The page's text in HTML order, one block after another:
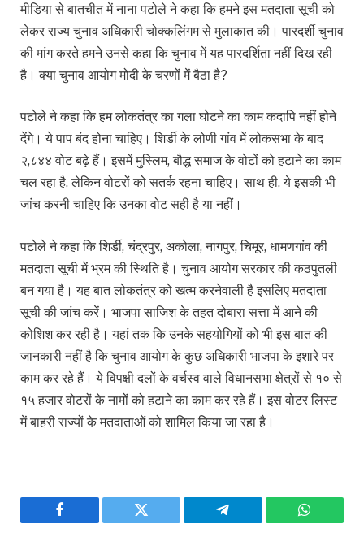
मीडिया से बातचीत में नाना पटोले ने कहा कि हमने इस मतदाता सूची को
लेकर राज्य चुनाव अधिकारी चोक्कलिंगम से मुलाकात की। पारदर्शी चुनाव
की मांग करते हमने उनसे कहा कि चुनाव में यह पारदर्शिता नहीं दिख रही
है। क्या चुनाव आयोग मोदी के चरणों में बैठा है?
पटोले ने कहा कि हम लोकतंत्र का गला घोटने का काम कदापि नहीं होने
देंगे। ये पाप बंद होना चाहिए। शिर्डी के लोणी गांव में लोकसभा के बाद
२,८४४ वोट बढ़े हैं। इसमें मुस्लिम, बौद्ध समाज के वोटों को हटाने का काम
चल रहा है, लेकिन वोटरों को सतर्क रहना चाहिए। साथ ही, ये इसकी भी
जांच करनी चाहिए कि उनका वोट सही है या नहीं।
पटोले ने कहा कि शिर्डी, चंद्रपुर, अकोला, नागपुर, चिमूर, धामणगांव की
मतदाता सूची में भ्रम की स्थिति है। चुनाव आयोग सरकार की कठपुतली
बन गया है। यह बात लोकतंत्र को खत्म करनेवाली है इसलिए मतदाता
सूची की जांच करें। भाजपा साजिश के तहत दोबारा सत्ता में आने की
कोशिश कर रही है। यहां तक ​​कि उनके सहयोगियों को भी इस बात की
जानकारी नहीं है कि चुनाव आयोग के कुछ अधिकारी भाजपा के इशारे पर
काम कर रहे हैं। ये विपक्षी दलों के वर्चस्व वाले विधानसभा क्षेत्रों से १० से
१५ हजार वोटरों के नामों को हटाने का काम कर रहे हैं। इस वोटर लिस्ट
में बाहरी राज्यों के मतदाताओं को शामिल किया जा रहा है।
Facebook Twitter Telegram